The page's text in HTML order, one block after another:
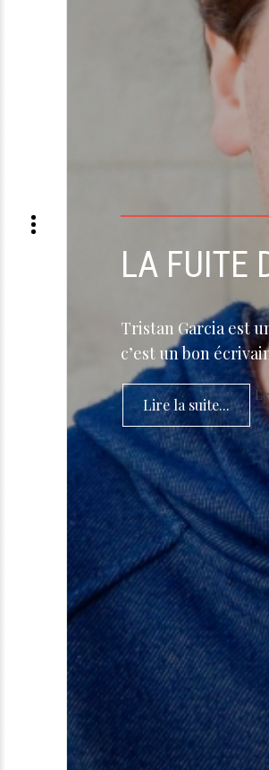
LA FUITE
Tristan Garcia est
c’est un bon
Lire la suite...